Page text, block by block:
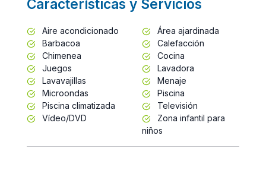
Características y Servicios
Aire acondicionado
Área ajardinada
Barbacoa
Calefacción
Chimenea
Cocina
Juegos
Lavadora
Lavavajillas
Menaje
Microondas
Piscina
Piscina climatizada
Televisión
Vídeo/DVD
Zona infantil para
niños